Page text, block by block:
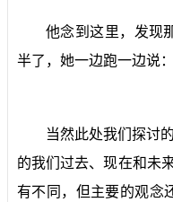
他念到这里，发现
半了，她一边跑一边说
当然此处我们探讨
的我们过去、现在和未
有不同，但主要的观念